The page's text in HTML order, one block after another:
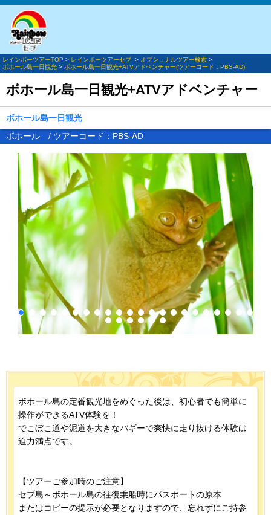
レインボーツアーTOP > レインボーツアーセブ > オプショナルツアー検索 >
ボホール島一日観光 > ボホール島一日観光+ATVアドベンチャー(ツアーコード：PBS-AD)
ボホール島一日観光+ATVアドベンチャー
ボホール島一日観光
ボホール / ツアーコード：PBS-AD
ボホール島の定番観光地をめぐった後は、初心者でも簡単に
操作ができるATV体験を！
でこぼこ道や泥道を大きなバギーで爽快に走り抜ける体験は
迫力満点です。
【ツアーご参加時のご注意】
セブ島～ボホール島の往復乗船時にパスポートの原本
またはコピーの提示が必要となりますので、忘れずにご持参